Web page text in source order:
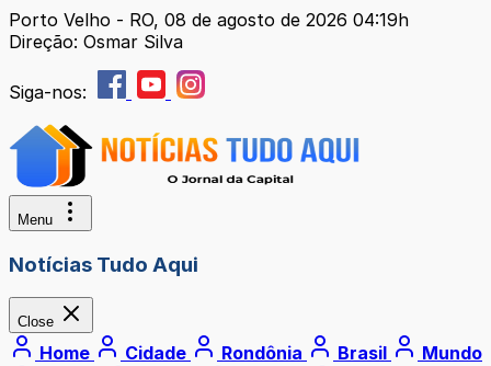
Porto Velho - RO, 08 de agosto de 2026 04:19h
Direção: Osmar Silva
Siga-nos:
Menu
Notícias Tudo Aqui
Close
Home Cidade Rondônia Brasil
Mundo